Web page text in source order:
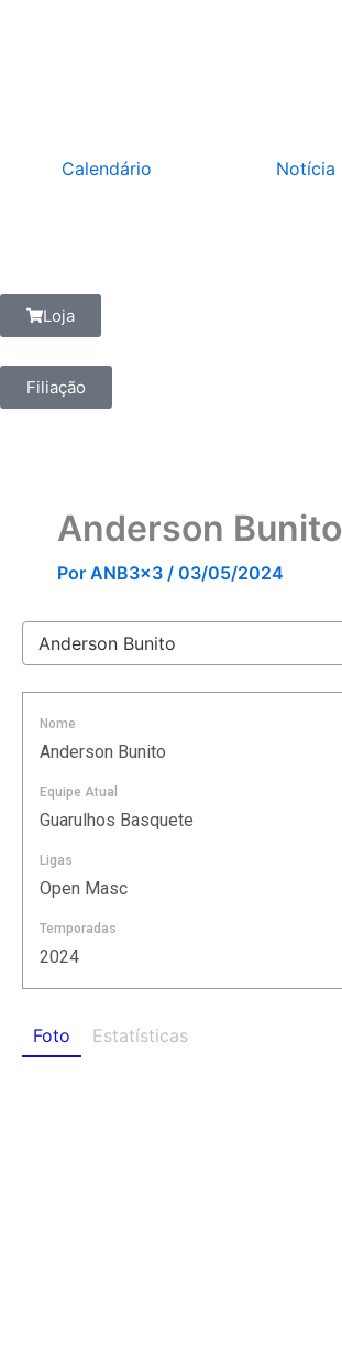
Calendário Notícia
Loja
Filiação
Anderson Bunito
Por ANB3x3 / 03/05/2024
Nome
Anderson Bunito
Equipe Atual
Guarulhos Basquete
Ligas
Open Masc
Temporadas
2024
Foto Estatísticas